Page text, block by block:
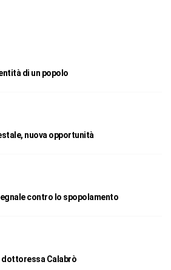
di un popolo
nuova opportunità
contro lo spopolamento
Calabrò